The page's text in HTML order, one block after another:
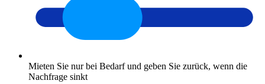
Mieten Sie nur bei Bedarf und geben Sie zurück, wenn die
Nachfrage sinkt